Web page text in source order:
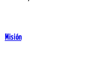
Misión